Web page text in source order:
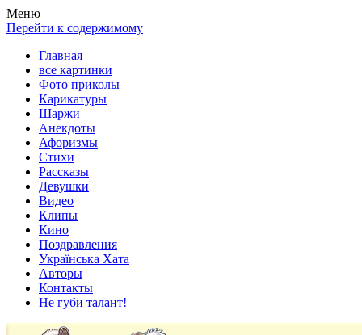
Весела хата — прикольные картинки, смешные истории,
клипы!
Покажем всем ваши фото приколы, карикатуры, шаржи, стихи,
рассказы, видео и песни!
Меню
Перейти к содержимому
Главная
все картинки
Фото приколы
Карикатуры
Шаржи
Анекдоты
Афоризмы
Стихи
Рассказы
Девушки
Видео
Клипы
Кино
Поздравления
Українська Хата
Авторы
Контакты
Не губи талант!